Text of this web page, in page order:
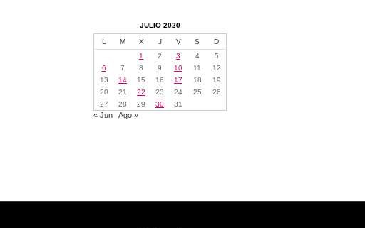
JULIO 2020
L M X J V S
D
1
2 3 4
5
6
7 8 9 10 11
12
13
14 15 16 17 18
19
20
21 22 23 24 25
26
27
28 29 30 31
« Jun Ago »